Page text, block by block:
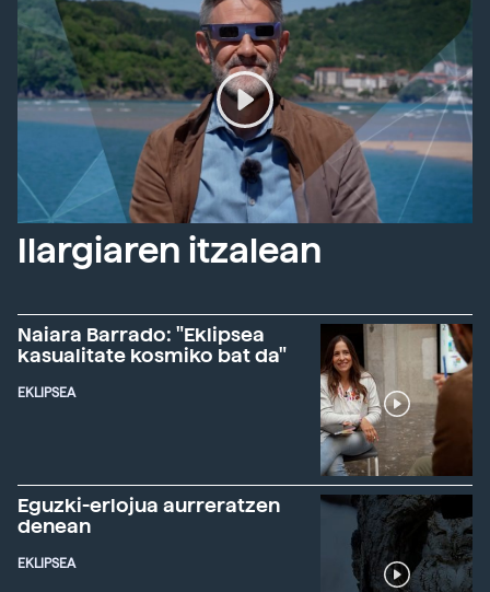
Ilargiaren itzalean
Naiara Barrado: "Eklipsea
kasualitate kosmiko bat da"
EKLIPSEA
Eguzki-erlojua aurreratzen
denean
EKLIPSEA